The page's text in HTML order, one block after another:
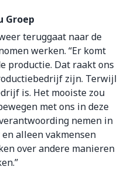
Groep
teruggaat naar de
werken. “Er komt
productie. Dat raakt ons
zijn. Terwijl
is. Het mooiste zou
met ons in deze
nemen in
alleen vakmensen
over andere manieren